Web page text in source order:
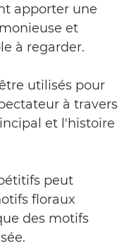
apporter une
et
à regarder.
utilisés pour
à travers
et l'histoire
peut
floraux
des motifs